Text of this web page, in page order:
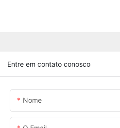
Entre em contato conosco
Nome